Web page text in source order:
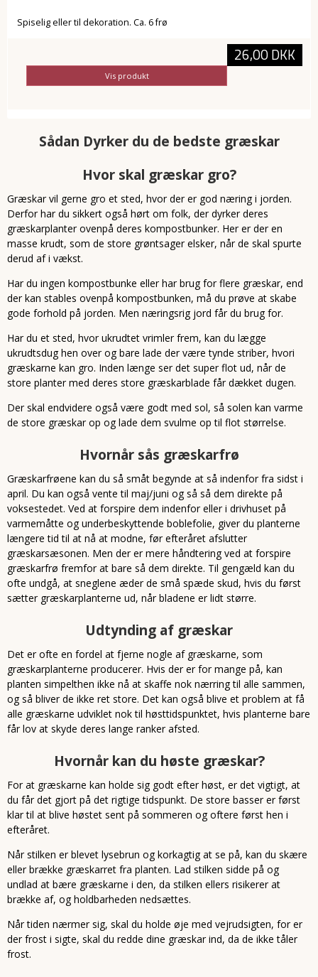
Spiselig eller til dekoration. Ca. 6 frø
26,00 DKK
Vis produkt
Sådan Dyrker du de bedste græskar
Hvor skal græskar gro?
Græskar vil gerne gro et sted, hvor der er god næring i jorden.
Derfor har du sikkert også hørt om folk, der dyrker deres
græskarplanter ovenpå deres kompostbunker. Her er der en
masse krudt, som de store grøntsager elsker, når de skal spurte
derud af i vækst.
Har du ingen kompostbunke eller har brug for flere græskar, end
der kan stables ovenpå kompostbunken, må du prøve at skabe
gode forhold på jorden. Men næringsrig jord får du brug for.
Har du et sted, hvor ukrudtet vrimler frem, kan du lægge
ukrudtsdug hen over og bare lade der være tynde striber, hvori
græskarne kan gro. Inden længe ser det super flot ud, når de
store planter med deres store græskarblade får dækket dugen.
Der skal endvidere også være godt med sol, så solen kan varme
de store græskar op og lade dem svulme op til flot størrelse.
Hvornår sås græskarfrø
Græskarfrøene kan du så småt begynde at så indenfor fra sidst i
april. Du kan også vente til maj/juni og så så dem direkte på
voksestedet. Ved at forspire dem indenfor eller i drivhuset på
varmemåtte og underbeskyttende boblefolie, giver du planterne
længere tid til at nå at modne, før efteråret afslutter
græskarsæsonen. Men der er mere håndtering ved at forspire
græskarfrø fremfor at bare så dem direkte. Til gengæld kan du
ofte undgå, at sneglene æder de små spæde skud, hvis du først
sætter græskarplanterne ud, når bladene er lidt større.
Udtynding af græskar
Det er ofte en fordel at fjerne nogle af græskarne, som
græskarplanterne producerer. Hvis der er for mange på, kan
planten simpelthen ikke nå at skaffe nok nærring til alle sammen,
og så bliver de ikke ret store. Det kan også blive et problem at få
alle græskarne udviklet nok til høsttidspunktet, hvis planterne bare
får lov at skyde deres lange ranker afsted.
Hvornår kan du høste græskar?
For at græskarne kan holde sig godt efter høst, er det vigtigt, at
du får det gjort på det rigtige tidspunkt. De store basser er først
klar til at blive høstet sent på sommeren og oftere først hen i
efteråret.
Når stilken er blevet lysebrun og korkagtig at se på, kan du skære
eller brække græskarret fra planten. Lad stilken sidde på og
undlad at bære græskarne i den, da stilken ellers risikerer at
brække af, og holdbarheden nedsættes.
Når tiden nærmer sig, skal du holde øje med vejrudsigten, for er
der frost i sigte, skal du redde dine græskar ind, da de ikke tåler
frost.